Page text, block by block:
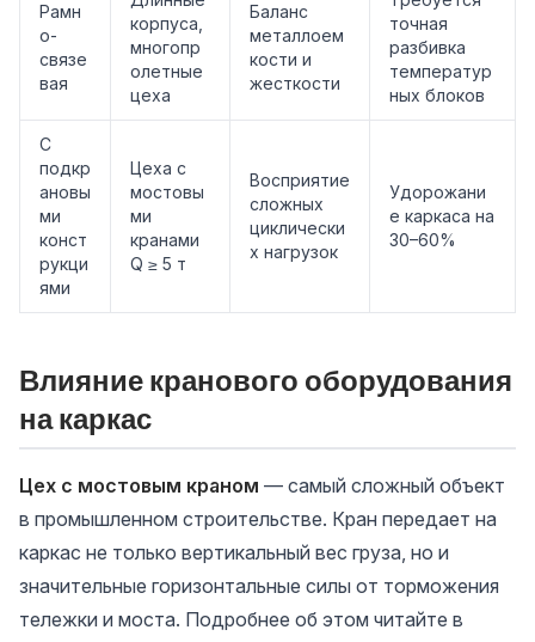
Рамн
о-
связе
вая
корпуса,
многопр
олетные
цеха
Баланс
металлоем
кости и
жесткости
точная
разбивка
температур
ных блоков
С
подкр
ановы
ми
конст
рукци
ями
Цеха с
мостовы
ми
кранами
Q ≥ 5 т
Восприятие
сложных
циклически
х нагрузок
Удорожани
е каркаса на
30–60%
Влияние кранового оборудования
на каркас
Цех с мостовым краном — самый сложный объект
в промышленном строительстве. Кран передает на
каркас не только вертикальный вес груза, но и
значительные горизонтальные силы от торможения
тележки и моста. Подробнее об этом читайте в